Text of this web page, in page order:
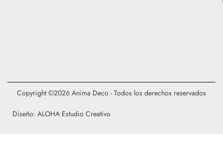
Diseño: ALOHA Estudio Creativo
Copyright ©2026 Anima Deco - Todos los derechos reservados